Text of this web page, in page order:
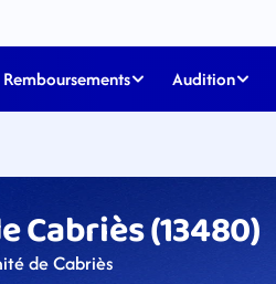
Audition
(13480)
de Cabriès